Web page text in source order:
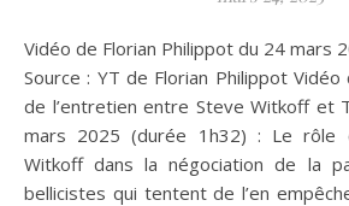
Vidéo de Florian Philippot du 24 mars 2025 (durée 17 min) :
Source : YT de Florian Philippot
de l’entretien entre Steve Witkoff et
mars 2025 (durée 1h32) : Le rôle
Witkoff dans la négociation de la
bellicistes qui tentent de l’en